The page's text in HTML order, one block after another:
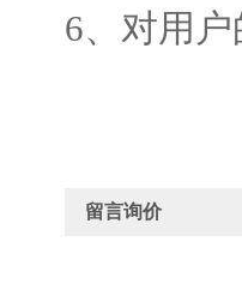
6、 对用
留言询价